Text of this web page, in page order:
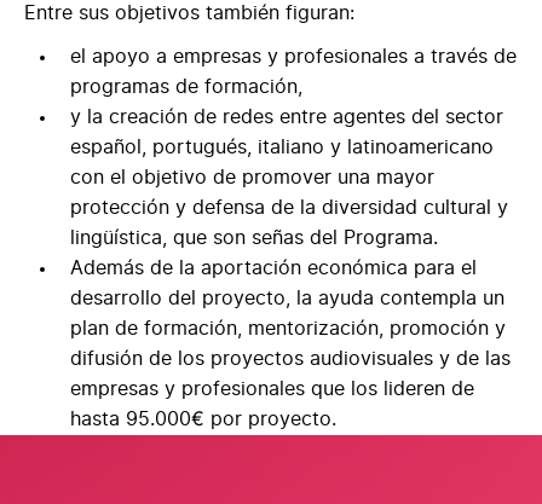
Entre sus objetivos también figuran:
el apoyo a empresas y profesionales a través de
programas de formación,
y la creación de redes entre agentes del sector
español, portugués, italiano y latinoamericano
con el objetivo de promover una mayor
protección y defensa de la diversidad cultural y
lingüística, que son señas del Programa.
Además de la aportación económica para el
desarrollo del proyecto, la ayuda contempla un
plan de formación, mentorización, promoción y
difusión de los proyectos audiovisuales y de las
empresas y profesionales que los lideren de
hasta 95.000€ por proyecto.